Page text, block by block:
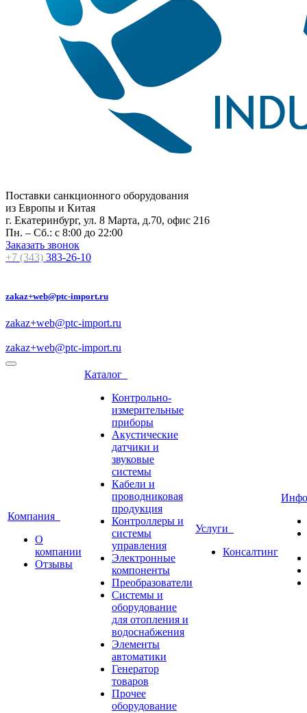
Поставки санкционного оборудования
из Европы и Китая
г. Екатеринбург, ул. 8 Марта, д.70, офис 216
Пн. – Сб.: с 8:00 до 22:00
Заказать звонок
+7 (343) 383-26-10
zakaz+web@ptc-import.ru
zakaz+web@ptc-import.ru
zakaz+web@ptc-import.ru
Компания
О
компании
Отзывы
Каталог
Контрольно-
измерительные
приборы
Акустические
датчики и
звуковые
системы
Кабели и
проводниковая
продукция
Контроллеры и
системы
управления
Электронные
компоненты
Преобразователи
Системы и
оборудование
для отопления и
водоснабжения
Элементы
автоматики
Генератор
товаров
Прочее
оборудование
Услуги
Консалтинг